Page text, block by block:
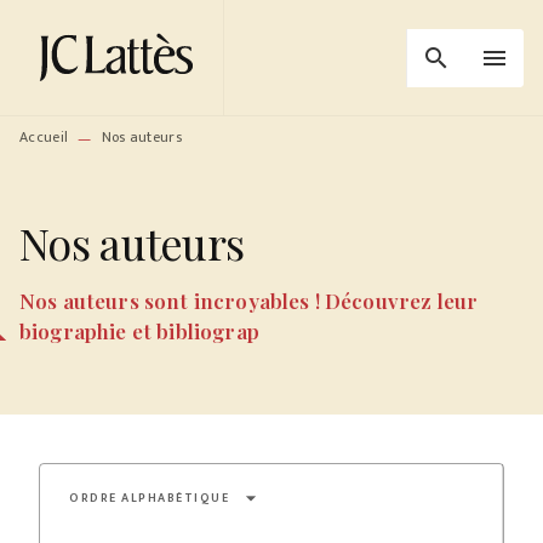
MENU RECHERCHE
PIED DE PAGE
search menu
Accueil — Nos auteurs
Nos auteurs
Nos auteurs sont incroyables ! Découvrez leur
biographie et bibliograp
ORDRE ALPHABÉTIQUE arrow_drop_down